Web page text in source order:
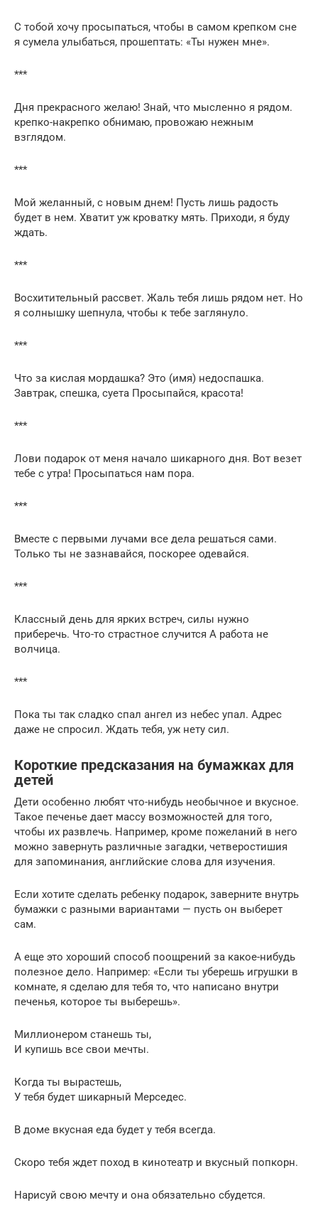
С тобой хочу просыпаться, чтобы в самом крепком сне
я сумела улыбаться, прошептать: «Ты нужен мне».
***
Дня прекрасного желаю! Знай, что мысленно я рядом.
крепко-накрепко обнимаю, провожаю нежным
взглядом.
***
Мой желанный, с новым днем! Пусть лишь радость
будет в нем. Хватит уж кроватку мять. Приходи, я буду
ждать.
***
Восхитительный рассвет. Жаль тебя лишь рядом нет. Но
я солнышку шепнула, чтобы к тебе заглянуло.
***
Что за кислая мордашка? Это (имя) недоспашка.
Завтрак, спешка, суета Просыпайся, красота!
***
Лови подарок от меня начало шикарного дня. Вот везет
тебе с утра! Просыпаться нам пора.
***
Вместе с первыми лучами все дела решаться сами.
Только ты не зазнавайся, поскорее одевайся.
***
Классный день для ярких встреч, силы нужно
приберечь. Что-то страстное случится А работа не
волчица.
***
Пока ты так сладко спал ангел из небес упал. Адрес
даже не спросил. Ждать тебя, уж нету сил.
Короткие предсказания на бумажках для
детей
Дети особенно любят что-нибудь необычное и вкусное.
Такое печенье дает массу возможностей для того,
чтобы их развлечь. Например, кроме пожеланий в него
можно завернуть различные загадки, четверостишия
для запоминания, английские слова для изучения.
Если хотите сделать ребенку подарок, заверните внутрь
бумажки с разными вариантами — пусть он выберет
сам.
А еще это хороший способ поощрений за какое-нибудь
полезное дело. Например: «Если ты уберешь игрушки в
комнате, я сделаю для тебя то, что написано внутри
печенья, которое ты выберешь».
Миллионером станешь ты,
И купишь все свои мечты.
Когда ты вырастешь,
У тебя будет шикарный Мерседес.
В доме вкусная еда будет у тебя всегда.
Скоро тебя ждет поход в кинотеатр и вкусный попкорн.
Нарисуй свою мечту и она обязательно сбудется.